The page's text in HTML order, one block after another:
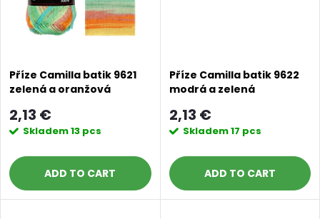
Příze Camilla batik 9621
zelená a oranžová
2,13 €
Skladem13 pcs
ADD TO CART
Příze Camilla batik 9622
modrá a zelená
2,13 €
Skladem17 pcs
ADD TO CART